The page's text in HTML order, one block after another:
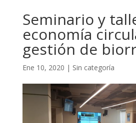
Seminario y
economía
gestión de
Ene 10, 2020 | Sin categoría